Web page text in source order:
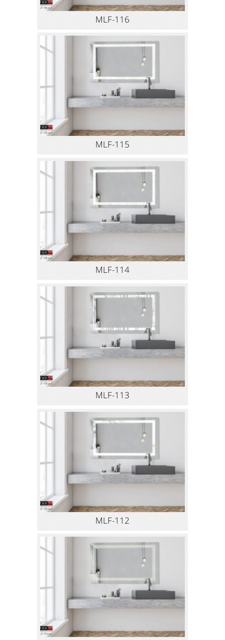
MLF-116
MLF-115
MLF-114
MLF-113
MLF-112